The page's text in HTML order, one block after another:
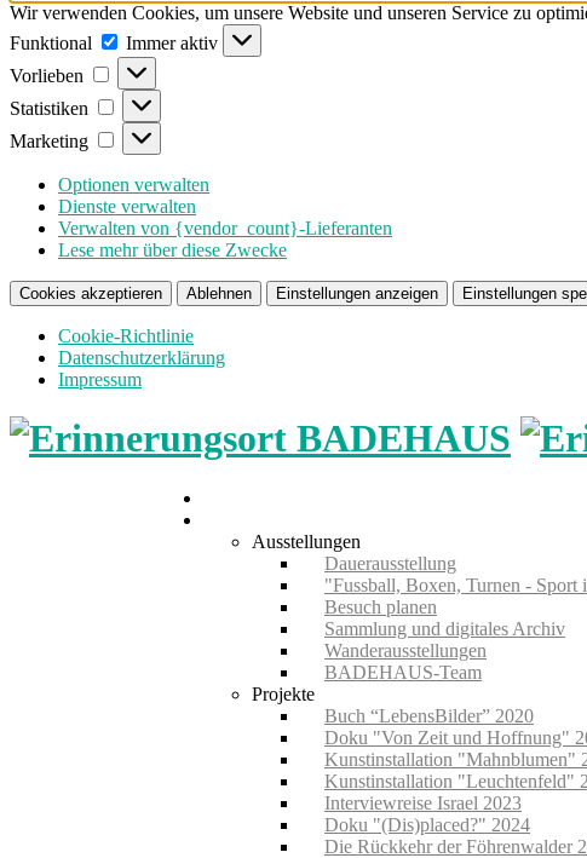
Wir verwenden Cookies, um unsere Website und unseren Service zu
Funktional
Funktional
Immer aktiv
Vorlieben
Vorlieben
Statistiken Statistiken
Marketing Marketing
Optionen verwalten
Dienste verwalten
Verwalten von {vendor_count}-Lieferanten
Lese mehr über diese Zwecke
Cookies akzeptieren Ablehnen Einstellungen anzeigen Einstellungen
Cookie-Richtlinie
Datenschutzerklärung
Impressum
Ausstellungen
Dauerausstellung
"Fussball, Boxen, Turnen -
Besuch planen
Sammlung und digitales Archiv
Wanderausstellungen
BADEHAUS-Team
Projekte
Buch “LebensBilder” 2020
Doku "Von Zeit und Hoffnung"
Kunstinstallation "Mahnblumen"
Kunstinstallation "Leuchtenfeld"
Interviewreise Israel 2023
Doku "(Dis)placed?" 2024
Die Rückkehr der Föhrenwalder